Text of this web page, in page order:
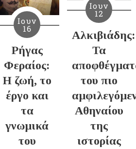
Ιουν
16
Ρήγας
Φεραίος:
Η ζωή, το
έργο και
τα
γνωμικά
του
Ιουν
12
Αλκιβιάδης:
Τα
του πιο
Αθηναίου
της
ιστορίας